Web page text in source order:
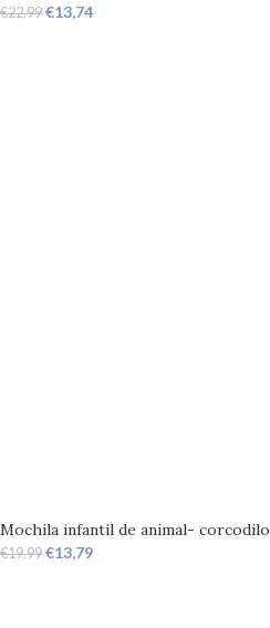
€22,99 €13,74
Mochila infantil de animal- corcodilo
€19,99 €13,79